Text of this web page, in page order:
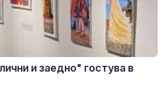
и заедно" гостува в